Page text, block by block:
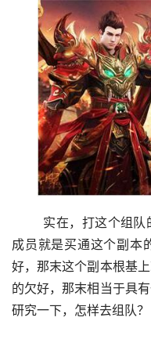
成员就是买通这个副本
好，那末这个副本根基
的欠好，那末相当于具
研究一下，怎样去组队？